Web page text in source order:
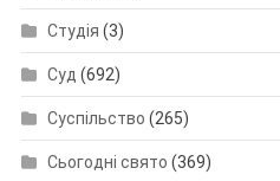
Студія (3)
Суд (692)
Суспільство (265)
Сьогодні свято (369)